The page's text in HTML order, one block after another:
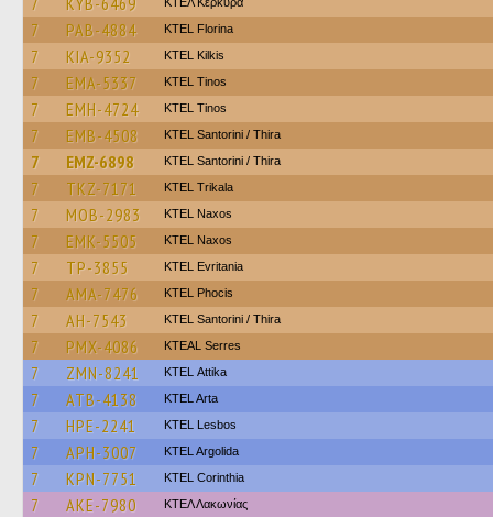
7 PAB-4884 KTEL Florina
7 KIA-9352 KTEL Kilkis
7 EMA-5337 KTEL Tinos
7 EMH-4724 KTEL Tinos
7 EMB-4508 KTEL Santorini / Thira
7 EMZ-6898 KTEL Santorini / Thira
7 TKZ-7171 ΚΤΕL Τrikala
7 MOB-2983 KTEL Naxos
7 EMK-5505 KTEL Naxos
7 TP-3855 ΚΤΕL Evritania
7 AMA-7476 ΚΤΕL Phocis
7 AH-7543 KTEL Santorini / Thira
7 PMX-4086 KTEAL Serres
7 ZMN-8241 KΤΕL Αttika
7 ATB-4138 KTEL Arta
7 HPE-2241 KTEL Lesbos
7 APH-3007 KTEL Argolida
7 KPN-7751 KTEL Corinthia
7 AKE-7980 ΚΤΕΛ Λακωνίας